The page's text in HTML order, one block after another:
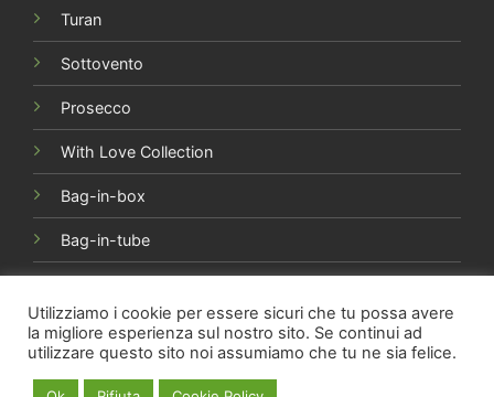
Turan
Sottovento
Prosecco
With Love Collection
Bag-in-box
Bag-in-tube
Copyright 2015-2026 ©
- Via Vibrata, 22 - 64010 Torano Nuovo (TE) | ITALY | P.Iva
Utilizziamo i cookie per essere sicuri che tu possa avere
la migliore esperienza sul nostro sito. Se continui ad
utilizzare questo sito noi assumiamo che tu ne sia felice.